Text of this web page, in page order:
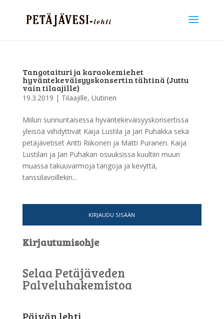
Tangotaituri ja karaokemiehet
hyväntekeväisyyskonsertin tähtinä (Juttu
vain tilaajille)
19.3.2019 | Tilaajille, Uutinen
Miilun sunnuntaisessa hyväntekeväisyyskonsertissa
yleisöä viihdyttivät Kaija Lustila ja Jari Puhakka sekä
petäjävetiset Antti Riikonen ja Matti Puranen. Kaija
Lustilan ja Jari Puhakan osuuksissa kuultiin muun
muassa takuuvarmoja tangoja ja kevyttä,
tanssilavoillekin...
KIRJAUDU SISÄÄN
Kirjautumisohje
Selaa Petäjäveden
Palveluhakemistoa
Päivän lehti